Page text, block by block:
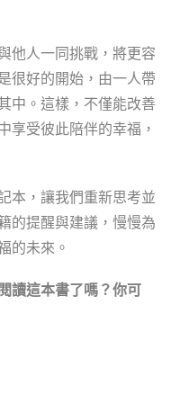
他人一同挑戰，將更容
很好的開始，由一人帶
中。這樣，不僅能改善
享受彼此陪伴的幸福，
本，讓我們重新思考並
的提醒與建議，慢慢為
的未來。
讀這本書了嗎？你可